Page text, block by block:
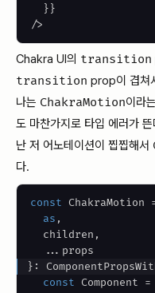
}}
/>
Chakra UI의 transition
transition prop이 겹쳐
나는 ChakraMotion이라
도 마찬가지로 타입 에러가 뜬
난 저 어노테이션이 찝찝해서
다.
const ChakraMotion
as ,
  children
,
...
} :
const Component =